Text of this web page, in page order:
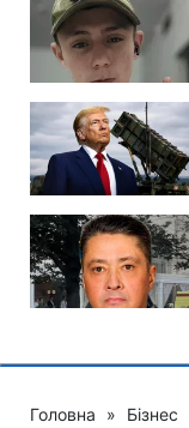
Головна » Бізнес